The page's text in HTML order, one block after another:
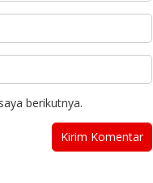
berikutnya.